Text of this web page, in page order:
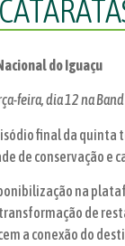
do Iguaçu
feira, dia 12 na Band
final da quinta
de conservação e
na
de
a conexão do